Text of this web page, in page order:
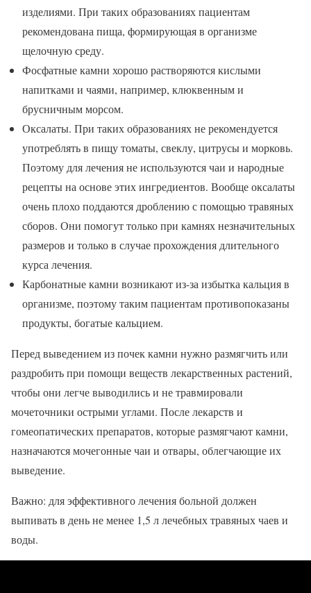
изделиями. При таких образованиях пациентам
рекомендована пища, формирующая в организме
щелочную среду.
Фосфатные камни хорошо растворяются кислыми
напитками и чаями, например, клюквенным и
брусничным морсом.
Оксалаты. При таких образованиях не рекомендуется
употреблять в пищу томаты, свеклу, цитрусы и морковь.
Поэтому для лечения не используются чаи и народные
рецепты на основе этих ингредиентов. Вообще оксалаты
очень плохо поддаются дроблению с помощью травяных
сборов. Они помогут только при камнях незначительных
размеров и только в случае прохождения длительного
курса лечения.
Карбонатные камни возникают из-за избытка кальция в
организме, поэтому таким пациентам противопоказаны
продукты, богатые кальцием.
Перед выведением из почек камни нужно размягчить или
раздробить при помощи веществ лекарственных растений,
чтобы они легче выводились и не травмировали
мочеточники острыми углами. После лекарств и
гомеопатических препаратов, которые размягчают камни,
назначаются мочегонные чаи и отвары, облегчающие их
выведение.
Важно: для эффективного лечения больной должен
выпивать в день не менее 1,5 л лечебных травяных чаев и
воды.